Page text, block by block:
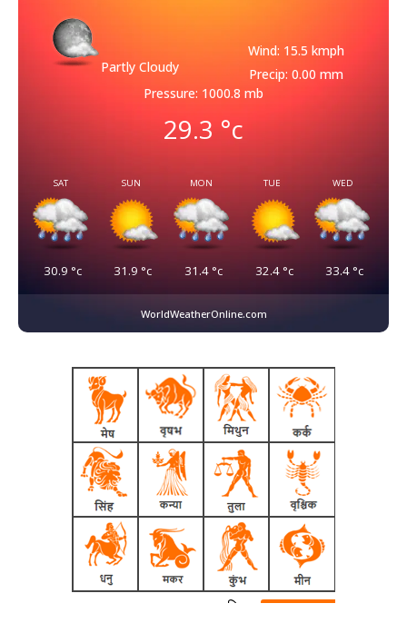
Partly Cloudy
Wind: 15.5 kmph
Precip: 0.00 mm
Pressure: 1000.8 mb
29.3 °c
SAT
30.9 °c
SUN
31.9 °c
MON
31.4°c
TUE
32.4°c
WED
33.4 °c
WorldWeatherOnline.com